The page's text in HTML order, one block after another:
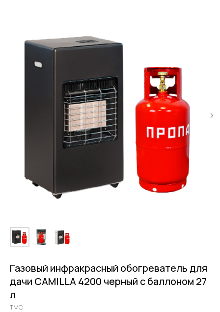
Газовый инфракрасный обогреватель для
дачи CAMILLA 4200 черный с баллоном 27
л
ТМС